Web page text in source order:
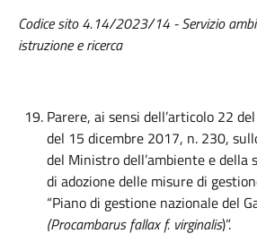
Codice sito 4.14/2023/14 - Servizio
istruzione e ricerca
Parere, ai sensi dell’articolo 22
del 15 dicembre 2017, n. 230,
del Ministro dell’ambiente e della
di adozione delle misure di
“Piano di gestione nazionale del
(Procambarus fallax f. virginalis)”.